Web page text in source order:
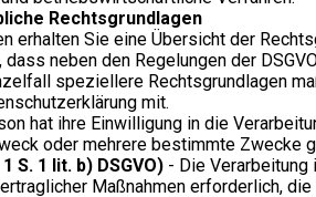
Rechtsgrundlagen
erhalten Sie eine Übersicht der
neben den Regelungen der
speziellere Rechtsgrundlagen
mit.
hat ihre Einwilligung in die
oder mehrere bestimmte Zwecke
1 lit. b) DSGVO)- Die Verarbeitung
Maßnahmen erforderlich,